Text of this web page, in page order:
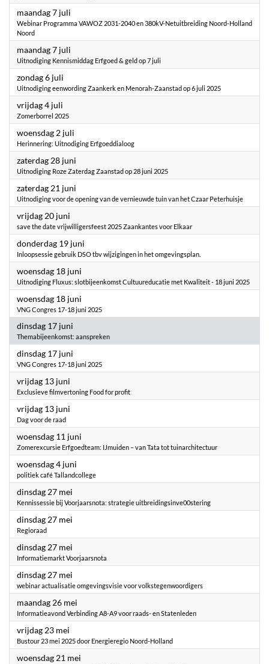
maandag 7 juli
Webinar Programma VAWOZ 2031-2040 en 380kV-Netuitbreiding Noord-Holland
Noord
maandag 7 juli
Uitnodiging Kennismiddag Erfgoed & geld op 7 juli
zondag 6 juli
Uitnodiging eenwording Zaankerk en Menorah-Zaanstad op 6 juli 2025
vrijdag 4 juli
Zomerborrel 2025
woensdag 2 juli
Herinnering: Uitnodiging Erfgoeddialoog
zaterdag 28 juni
Uitnodiging Roze Zaterdag Zaanstad op 28 juni 2025
zaterdag 21 juni
Uitnodiging voor de opening van de vernieuwde tuin van het Czaar Peterhuisje
vrijdag 20 juni
save the date vrijwilligersfeest 2025 Zaankantes voor Elkaar
donderdag 19 juni
Inloopsessie gebruik DSO tbv wijzigingen in het omgevingsplan.
woensdag 18 juni
Uitnodiging Fluxus: slotbijeenkomst Cultuureducatie met Kwaliteit - 18 juni 2025
woensdag 18 juni
VNG Congres 17-18 juni 2025
dinsdag 17 juni
Themabijeenkomst: aanspreken
dinsdag 17 juni
VNG Congres 17-18 juni 2025
vrijdag 13 juni
Exclusieve filmvertoning Food for profit
vrijdag 13 juni
Dag voor de raad
woensdag 11 juni
Zomerexcursie Erfgoedteam: IJmuiden – van Tata tot tuinarchitectuur
woensdag 4 juni
politiek café Tallandcollege
dinsdag 27 mei
Kennissessie bij Voorjaarsnota: strategie uitbreidingsinve00stering
dinsdag 27 mei
Regioraad
dinsdag 27 mei
Informatiemarkt Voorjaarsnota
dinsdag 27 mei
webinar actualisatie omgevingsvisie voor volkstegenwoordigers
maandag 26 mei
Informatieavond Verbinding A8-A9 voor raads- en Statenleden
vrijdag 23 mei
Bustour 23 mei 2025 door Energieregio Noord-Holland
woensdag 21 mei